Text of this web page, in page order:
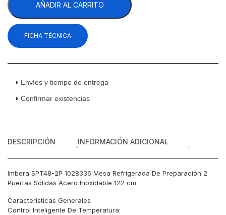
1028336
Mesa
Refrigerada
De
Preparación
Sólidas
Inoxidable
AÑADIR AL CARRITO
FICHA TÉCNICA
Envíos y tiempo de entrega
Confirmar existencias
DESCRIPCIÓN INFORMACIÓN ADICIONAL
Imbera SPT48-2P 1028336 Mesa Refrigerada De Preparación 2
Puertas Sólidas Acero Inoxidable 122 cm
Características Generales
Control Inteligente De Temperatura: